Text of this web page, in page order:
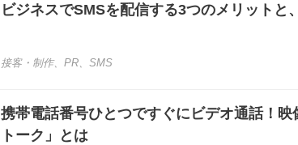
ビジネスでSMSを配信する3つのメリットと
接客・制作、 PR、 SMS
携帯電話番号ひとつですぐにビデオ通話！
トーク」とは